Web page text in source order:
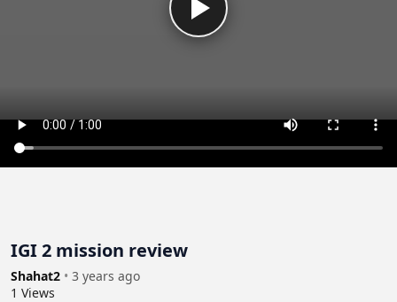
IGI 2 mission review
Shahat2 • 3 years ago
1 Views